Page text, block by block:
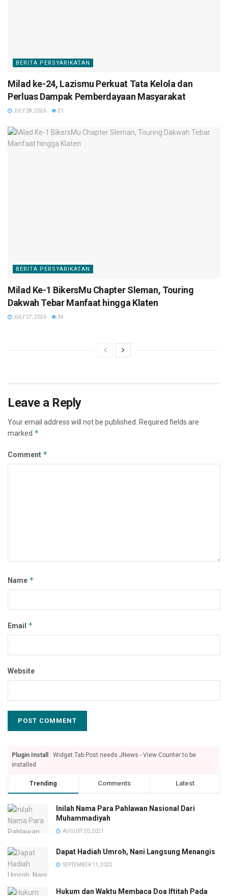
BERITA PERSYARIKATAN
Milad ke-24, Lazismu Perkuat Tata Kelola dan
Perluas Dampak Pemberdayaan Masyarakat
JULY 28, 2026 21
BERITA PERSYARIKATAN
Milad Ke-1 BikersMu Chapter Sleman, Touring
Dakwah Tebar Manfaat hingga Klaten
JULY 27, 2026 34
Leave a Reply
Your email address will not be published. Required fields are
marked *
Comment *
Name *
Email *
Website
Plugin Install
: Widget Tab Post needs JNews - View Counter to be
installed
Trending Comments Latest
Inilah Nama Para Pahlawan Nasional Dari
Muhammadiyah
AUGUST 20, 2021
Dapat Hadiah Umroh, Nani Langsung Menangis
SEPTEMBER 11, 2022
Hukum dan Waktu Membaca Doa Iftitah Pada